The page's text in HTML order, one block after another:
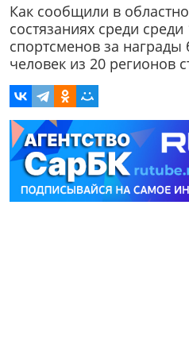
Как сообщили в
состязаниях среди среди
спортсменов за
человек из 20 регионов